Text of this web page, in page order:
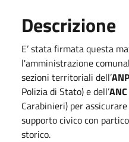
Descrizione
E’ stata firmata questa
l'amministrazione
sezioni territoriali dell’
Polizia di Stato) e dell’ANC
Carabinieri) per
supporto civico con
storico.